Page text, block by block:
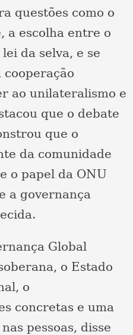
questões como o
a escolha entre o
da selva, e se
ao unilateralismo e
que o debate
que o
da comunidade
o papel da ONU
a governança
Global
o Estado
o
concretas e uma
pessoas, disse